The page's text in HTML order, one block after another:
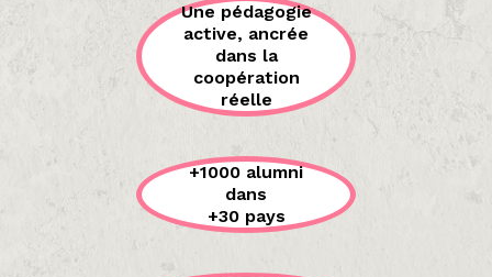
Une pédagogie
active, ancrée
dans la
coopération
réelle
+1000 alumni
dans
+30 pays